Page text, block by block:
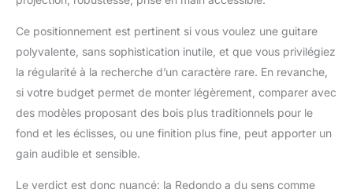
Ce positionnement est pertinent si vous voulez une guitare
polyvalente, sans sophistication inutile, et que vous privilégiez
la régularité à la recherche d’un caractère rare. En revanche,
si votre budget permet de monter légèrement, comparer avec
des modèles proposant des bois plus traditionnels pour le
fond et les éclisses, ou une finition plus fine, peut apporter un
gain audible et sensible.
Le verdict est donc nuancé: la Redondo a du sens comme